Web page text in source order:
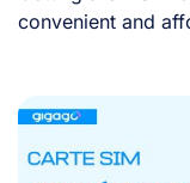
convenient and